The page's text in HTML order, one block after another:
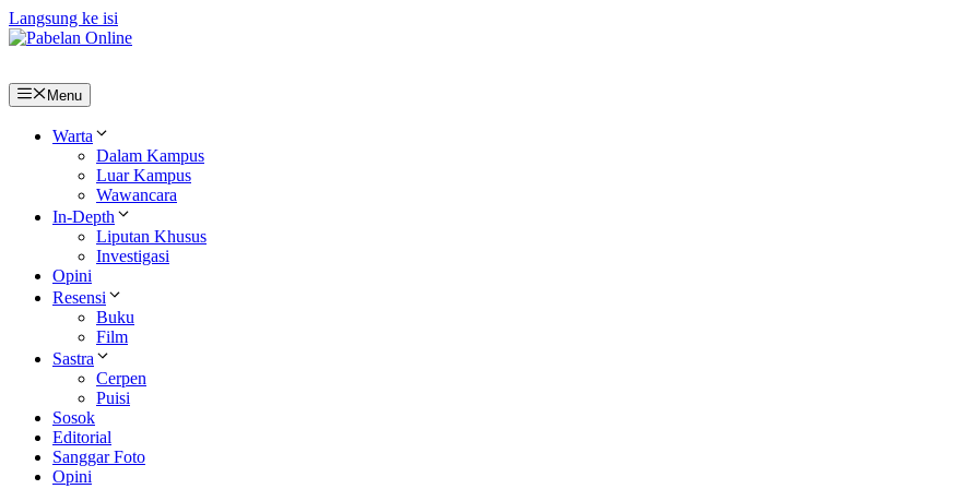
Langsung ke isi
Menu
Warta
Dalam Kampus
Luar Kampus
Wawancara
In-Depth
Liputan Khusus
Investigasi
Opini
Resensi
Buku
Film
Sastra
Cerpen
Puisi
Sosok
Editorial
Sanggar Foto
Opini